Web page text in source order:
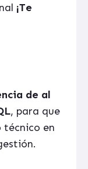
¡Te
de al
, para que
en